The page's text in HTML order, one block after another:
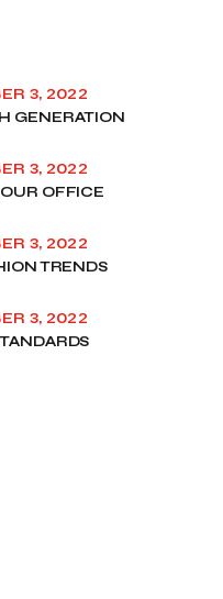
3, 2022
GENERATION
3, 2022
OFFICE
3, 2022
TRENDS
3, 2022